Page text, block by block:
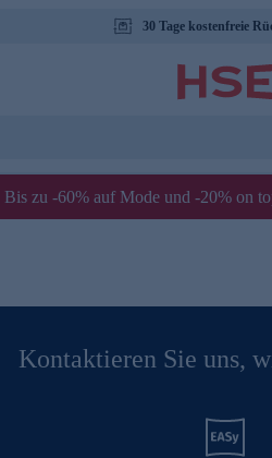
30 Tage kostenfreie
Bis zu -60% auf Mode und -20% on
Kontaktieren Sie uns,